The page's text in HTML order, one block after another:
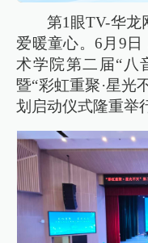
第1眼TV-华龙
爱暖童心。6月9
术学院第二届“八
暨“彩虹重聚·星光
划启动仪式隆重举